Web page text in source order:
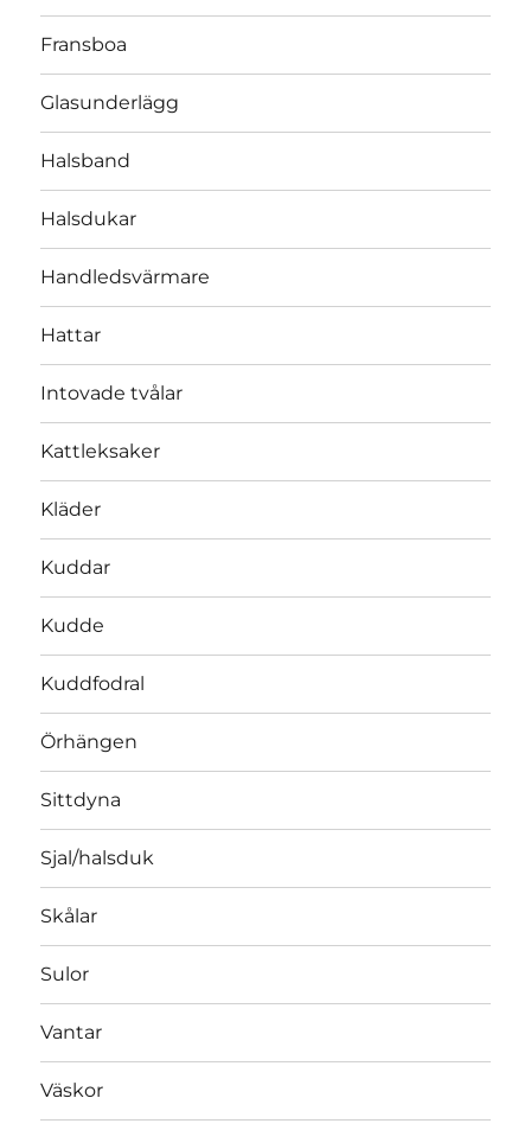
Fransboa
Glasunderlägg
Halsband
Halsdukar
Handledsvärmare
Hattar
Intovade tvålar
Kattleksaker
Kläder
Kuddar
Kudde
Kuddfodral
Örhängen
Sittdyna
Sjal/halsduk
Skålar
Sulor
Vantar
Väskor